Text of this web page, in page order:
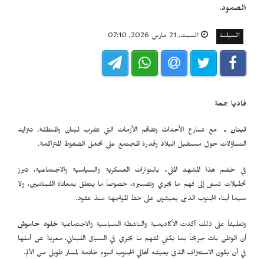
الصمود.
السياسة السبت, 21 مارس 2026, 07:10
فاديا جمعة
لبنان ـمع تسارع الأحداث وتفاقم الأزمات التي تضرب لبنان والمنطقة، تتزايد
التساؤلات حول مستقبل البلاد وقدرة المجتمع على تحمّل الضغوط المتراكمة.
في خضم هذا المشهد المليء بالتوترات العسكرية والسياسية والاجتماعية، تبرز
تحليلات تسعى إلى فهم ما يجري وتفسيره، خصوصاً ما يتعلق بمعاناة اللبنانيين، ولا
سيما أبناء الجنوب الذين يعيشون على خط المواجهة منذ عقود.
وتعليقاً على ذلك أكدت الأكاديمية والناشطة السياسية والاجتماعية خلود حاموش
أن الوطن بات جريحاً بما يكفي لفهم ما يجري في السياق اللبناني، معربةً عن أملها
في أن يكون الاستنزاف الذي يعيشه أهالي الجنوب اليوم خاتمة لمسار طويل من الألم.